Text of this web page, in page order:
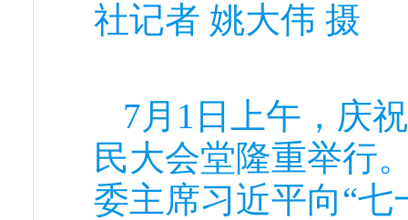
社记者 姚大伟 摄
7月1日上午，庆
民大会堂隆重举行
委主席习近平向“